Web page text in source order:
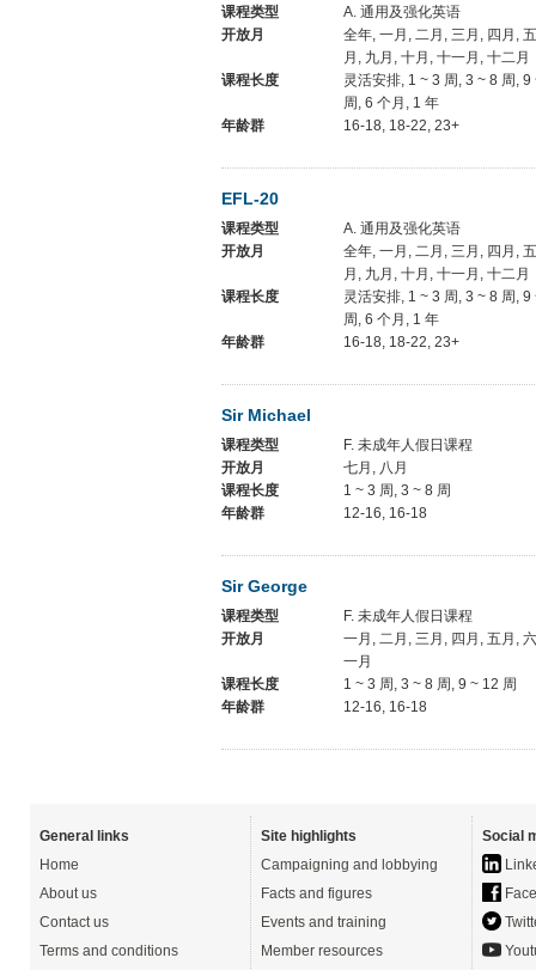
课程类型
A. 通用及强化英语
开放月
全年, 一月, 二月, 三月, 四月,
月, 九月, 十月, 十一月, 十二月
课程长度
灵活安排, 1 ~ 3 周, 3 ~ 8 周,
周, 6 个月, 1 年
年龄群
16-18, 18-22, 23+
EFL-20
课程类型
A. 通用及强化英语
开放月
全年, 一月, 二月, 三月, 四月,
月, 九月, 十月, 十一月, 十二月
课程长度
灵活安排, 1 ~ 3 周, 3 ~ 8 周,
周, 6 个月, 1 年
年龄群
16-18, 18-22, 23+
Sir Michael
课程类型
F. 未成年人假日课程
开放月
七月, 八月
课程长度
1 ~ 3 周, 3 ~ 8 周
年龄群
12-16, 16-18
Sir George
课程类型
F. 未成年人假日课程
开放月
一月, 二月, 三月, 四月, 五月,
一月
课程长度
1 ~ 3 周, 3 ~ 8 周, 9 ~ 12 周
年龄群
12-16, 16-18
General links
Home
About us
Contact us
Terms and conditions
Site highlights
Campaigning and lobbying
Facts and figures
Events and training
Member resources
Social